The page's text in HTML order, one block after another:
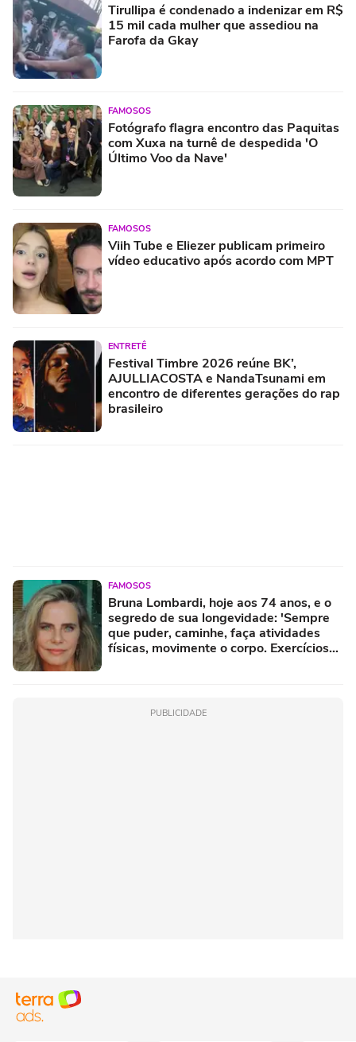
Tirullipa é condenado a indenizar em R$
15 mil cada mulher que assediou na
Farofa da Gkay
FAMOSOS
Fotógrafo flagra encontro das Paquitas
com Xuxa na turnê de despedida 'O
Último Voo da Nave'
FAMOSOS
Viih Tube e Eliezer publicam primeiro
vídeo educativo após acordo com MPT
ENTRETÊ
Festival Timbre 2026 reúne BK’,
AJULLIACOSTA e NandaTsunami em
encontro de diferentes gerações do rap
brasileiro
FAMOSOS
Bruna Lombardi, hoje aos 74 anos, e o
segredo de sua longevidade: 'Sempre
que puder, caminhe, faça atividades
físicas, movimente o corpo. Exercícios
PUBLICIDADE